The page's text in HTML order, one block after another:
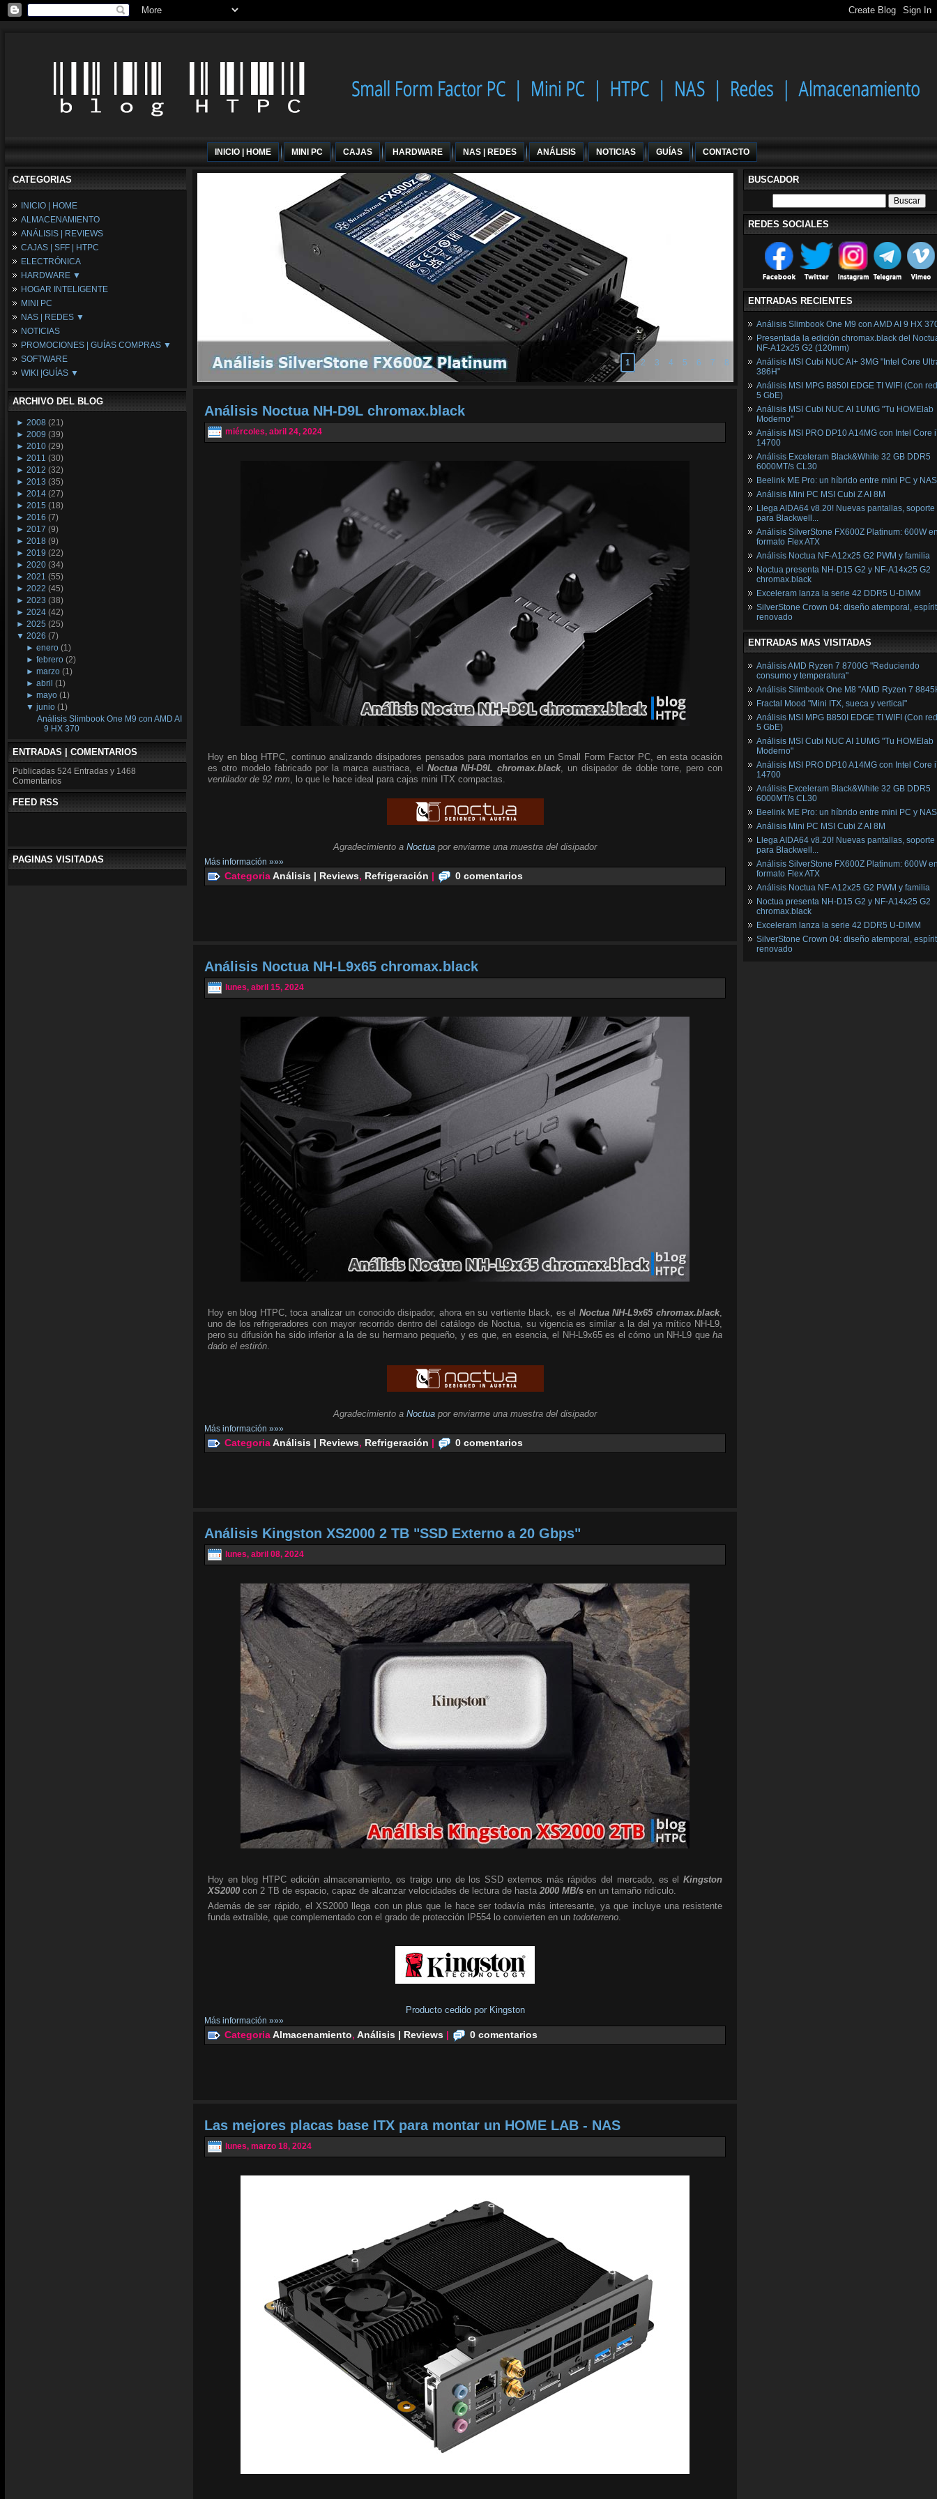
INICIO | HOME MINI PC CAJAS HARDWARE NAS | REDES ANÁLISIS NOTICIAS GUÍAS CONTACTO
CATEGORIAS
INICIO | HOME
ALMACENAMIENTO
ANÁLISIS | REVIEWS
CAJAS | SFF | HTPC
ELECTRÓNICA
HARDWARE ▼
Fuentes de Alimentación
Memória RAM
Placas Base
Procesadores
Periféricos
Refrigeración
Tarjetas Gráficas
HOGAR INTELIGENTE
MINI PC
NAS | REDES ▼
NAS
Espacio Synology
Redes
NOTICIAS
PROMOCIONES | GUÍAS COMPRAS ▼
Configuraciones Ordenadores
Guías de Compras
SOFTWARE
WIKI |GUÍAS ▼
Wikipedia
ARCHIVO DEL BLOG
► 2008 (21)
► 2009 (39)
► 2010 (29)
► 2011 (30)
► 2012 (32)
► 2013 (35)
► 2014 (27)
► 2015 (18)
► 2016 (7)
► 2017 (9)
► 2018 (9)
► 2019 (22)
► 2020 (34)
► 2021 (55)
► 2022 (45)
► 2023 (38)
► 2024 (42)
► 2025 (25)
▼ 2026 (7)
►enero (1)
►febrero (2)
►marzo (1)
►abril (1)
►mayo (1)
▼junio (1)
Análisis Slimbook One M9 con AMD AI
9 HX 370
ENTRADAS | COMENTARIOS
Publicadas 524 Entradas y 1468
Comentarios
FEED RSS
PAGINAS VISITADAS
1 2 3 4 5 6 7 8
Análisis Noctua NH-D9L chromax.black
miércoles, abril 24, 2024
Hoy en blog HTPC, continuo analizando disipadores pensados para montarlos en un Small Form Factor PC, en esta ocasión
es otro modelo fabricado por la marca austriaca, el Noctua NH-D9L chromax.black, un disipador de doble torre, pero con
ventilador de 92 mm , lo que le hace ideal para cajas mini ITX compactas.
Agradecimiento a Noctua por enviarme una muestra del disipador
Más información »»»
CategoriaAnálisis | Reviews, Refrigeración | 0 comentarios
Análisis Noctua NH-L9x65 chromax.black
lunes, abril 15, 2024
Hoy en blog HTPC, toca analizar un conocido disipador, ahora en su vertiente black, es el Noctua NH-L9x65 chromax.black,
uno de los refrigeradores con mayor recorrido dentro del catálogo de Noctua, su vigencia es similar a la del ya mítico NH-L9,
pero su difusión ha sido inferior a la de su hermano pequeño, y es que, en esencia, el NH-L9x65 es el cómo un NH-L9 que ha
dado el estirón
Agradecimiento a Noctua por enviarme una muestra del disipador
Más información »»»
CategoriaAnálisis | Reviews, Refrigeración | 0 comentarios
Análisis Kingston XS2000 2 TB "SSD Externo a 20 Gbps"
lunes, abril 08, 2024
Hoy en blog HTPC edición almacenamiento, os traigo uno de los SSD externos más rápidos del mercado, es el Kingston
XS2000 con 2 TB de espacio, capaz de alcanzar velocidades de lectura de hasta 2000 MB/s en un tamaño ridículo.
Además de ser rápido, el XS2000 llega con un plus que le hace ser todavía más interesante, ya que incluye una resistente
funda extraíble, que complementado con el grado de protección IP554 lo convierten en un todoterreno.
Producto cedido por Kingston
Más información »»»
CategoriaAlmacenamiento, Análisis | Reviews | 0 comentarios
Las mejores placas base ITX para montar un HOME LAB - NAS
lunes, marzo 18, 2024
BUSCADOR
REDES SOCIALES
ENTRADAS RECIENTES
Análisis Slimbook One M9 con AMD AI 9 HX
Presentada la edición chromax.black del
NF‑A12x25 G2 (120mm)
Análisis MSI Cubi NUC AI+ 3MG "Intel Core
386H"
Análisis MSI MPG B850I EDGE TI WIFI (Con
5 GbE)
Análisis MSI Cubi NUC AI 1UMG "Tu HOMElab
Moderno"
Análisis MSI PRO DP10 A14MG con Intel Core
14700
Análisis Exceleram Black&White 32 GB DDR5
6000MT/s CL30
Beelink ME Pro: un híbrido entre mini PC y NAS
Análisis Mini PC MSI Cubi Z AI 8M
Llega AIDA64 v8.20! Nuevas pantallas, soporte
para Blackwell...
Análisis SilverStone FX600Z Platinum: 600W
formato Flex ATX
Análisis Noctua NF-A12x25 G2 PWM y familia
Noctua presenta NH-D15 G2 y NF-A14x25 G2
chromax.black
Exceleram lanza la serie 42 DDR5 U-DIMM
SilverStone Crown 04: diseño atemporal,
renovado
ENTRADAS MAS VISITADAS
Análisis AMD Ryzen 7 8700G "Reduciendo
consumo y temperatura"
Análisis Slimbook One M8 "AMD Ryzen 7
Fractal Mood "Mini ITX, sueca y vertical"
Análisis MSI MPG B850I EDGE TI WIFI (Con
5 GbE)
Análisis MSI Cubi NUC AI 1UMG "Tu HOMElab
Moderno"
Análisis MSI PRO DP10 A14MG con Intel Core
14700
Análisis Exceleram Black&White 32 GB DDR5
6000MT/s CL30
Beelink ME Pro: un híbrido entre mini PC y NAS
Análisis Mini PC MSI Cubi Z AI 8M
Llega AIDA64 v8.20! Nuevas pantallas, soporte
para Blackwell...
Análisis SilverStone FX600Z Platinum: 600W
formato Flex ATX
Análisis Noctua NF-A12x25 G2 PWM y familia
Noctua presenta NH-D15 G2 y NF-A14x25 G2
chromax.black
Exceleram lanza la serie 42 DDR5 U-DIMM
SilverStone Crown 04: diseño atemporal,
renovado